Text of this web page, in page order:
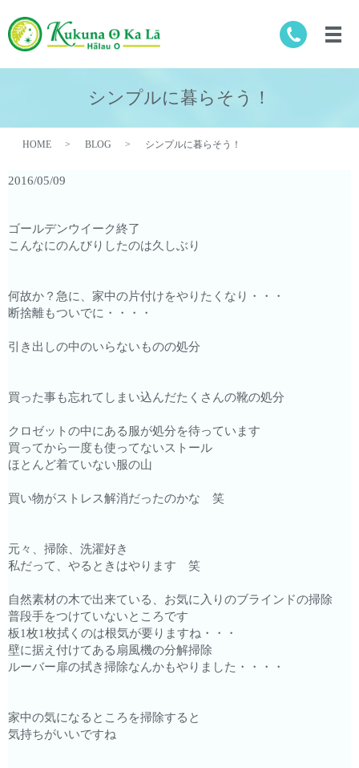
シンプルに暮らそう！
HOME BLOG シンプルに暮らそう！
2016/05/09
ゴールデンウイーク終了
こんなにのんびりしたのは久しぶり
何故か？急に、家中の片付けをやりたくなり・・・
断捨離もついでに・・・・
引き出しの中のいらないものの処分
買った事も忘れてしまい込んだたくさんの靴の処分
クロゼットの中にある服が処分を待っています
買ってから一度も使ってないストール
ほとんど着ていない服の山
買い物がストレス解消だったのかな 笑
元々、掃除、洗濯好き
私だって、やるときはやります 笑
自然素材の木で出来ている、お気に入りのブラインドの掃除
普段手をつけていないところです
板1枚1枚拭くのは根気が要りますね・・・
壁に据え付けてある扇風機の分解掃除
ルーバー扉の拭き掃除なんかもやりました・・・・
家中の気になるところを掃除すると
気持ちがいいですね